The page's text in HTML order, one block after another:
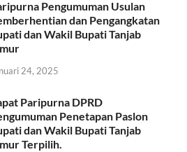
Pengumuman Usulan
dan Pengangkatan
dan Wakil Bupati Tanjab
24, 2025
Paripurna DPRD
Penetapan Paslon
dan Wakil Bupati Tanjab
Terpilih.